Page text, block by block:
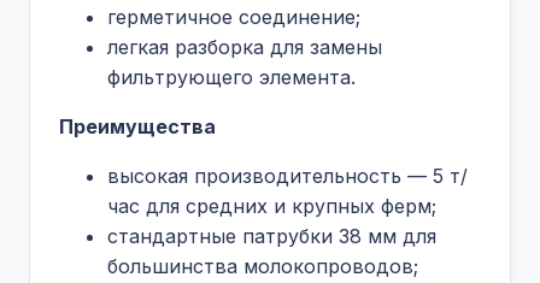
герметичное соединение;
легкая разборка для замены
фильтрующего элемента.
Преимущества
высокая производительность — 5 т/
час для средних и крупных ферм;
стандартные патрубки 38 мм для
большинства молокопроводов;